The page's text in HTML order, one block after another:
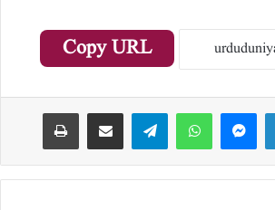
Copy URL
LinkedIn
WhatsApp
Telegram